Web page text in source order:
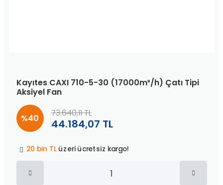
Kayıtes CAXI 710-5-30 (17000m³/h) Çatı Tipi
Aksiyel Fan
%40 44.184,07 TL
73.640,11 TL
20 bin TLüzeri ücretsiz kargo!
40 bin TL
Peşin fiyatına
üzeri ücretsiz kargo!